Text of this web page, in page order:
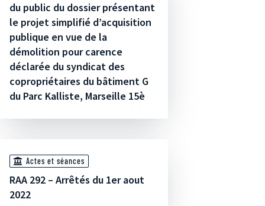
du public du dossier présentant
le projet simplifié d’acquisition
publique en vue de la
démolition pour carence
déclarée du syndicat des
copropriétaires du bâtiment G
du Parc Kalliste, Marseille 15è
Actes et séances
RAA 292 – Arrêtés du 1er aout
2022